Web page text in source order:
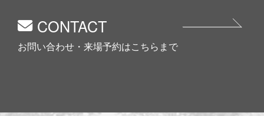
CONTACT
お問い合わせ・来場予約はこちらまで